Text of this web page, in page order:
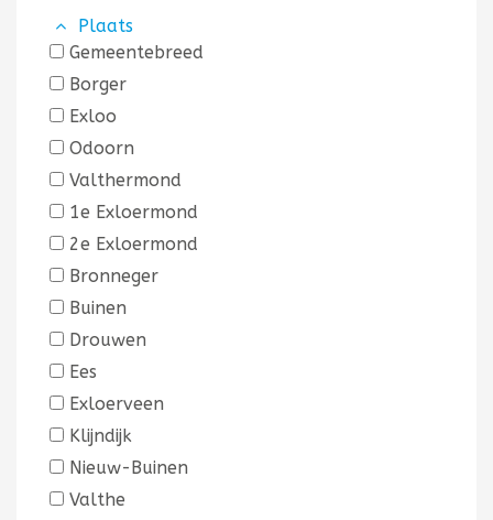
Plaats
Gemeentebreed
Borger
Exloo
Odoorn
Valthermond
1e Exloermond
2e Exloermond
Bronneger
Buinen
Drouwen
Ees
Exloerveen
Klijndijk
Nieuw-Buinen
Valthe